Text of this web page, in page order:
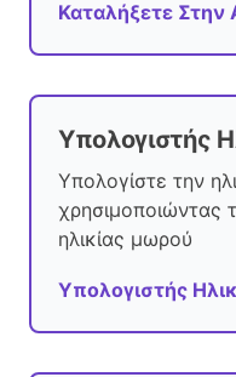
Καταλήξετε Στην
Υπολογιστής
Υπολογίστε την
χρησιμοποιώντας
ηλικίας μωρού
Υπολογιστής